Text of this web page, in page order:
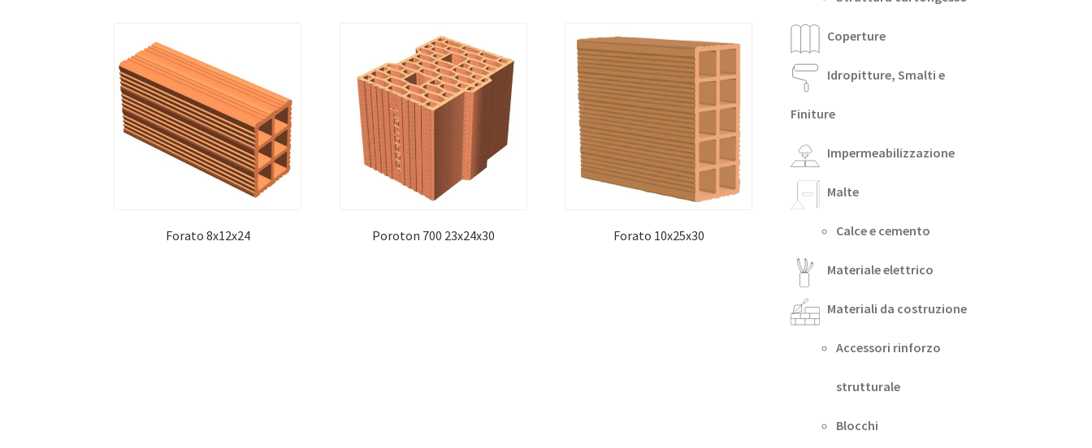
Forato 8x12x24 Poroton 700 23x24x30 Forato 10x25x30
Coperture
Idropitture, Smalti e
Finiture
Impermeabilizzazione
Malte
Calce e cemento
Materiale elettrico
Materiali da costruzione
Accessori rinforzo
strutturale
Blocchi